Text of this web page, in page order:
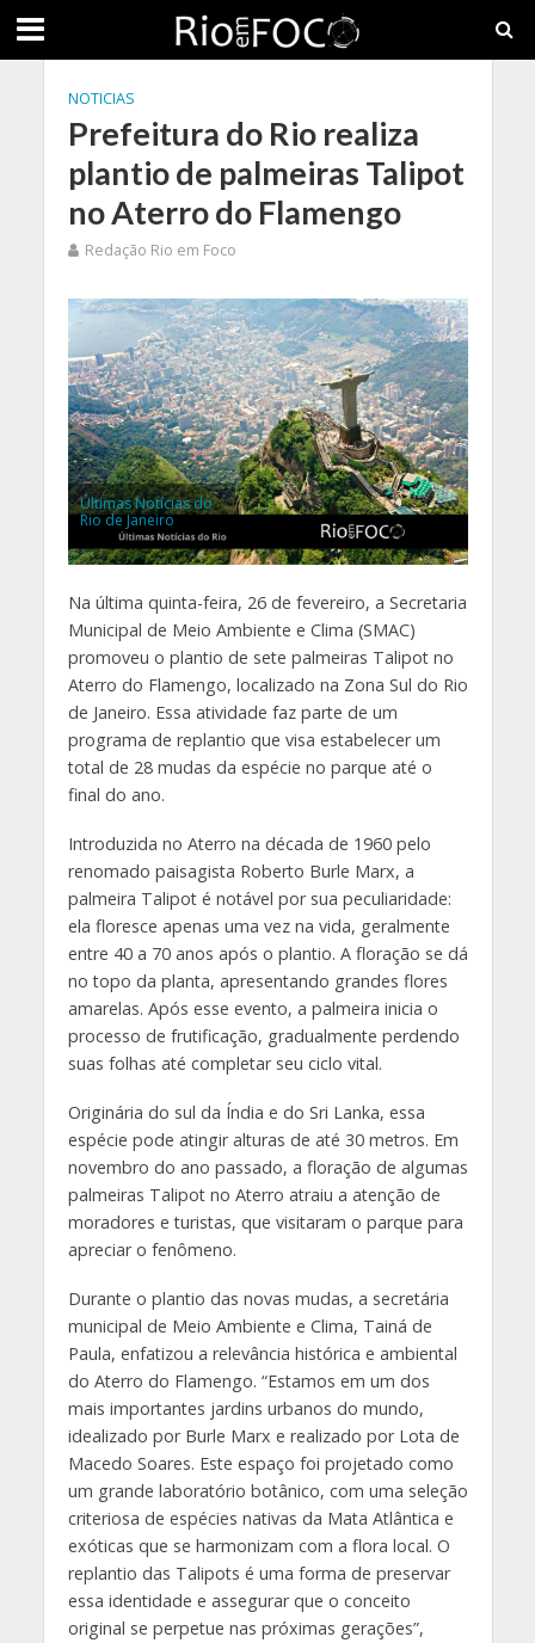
NOTICIAS
Prefeitura do Rio realiza
plantio de palmeiras Talipot
no Aterro do Flamengo
Redação Rio em Foco
Últimas Notícias do
Rio de Janeiro
Na última quinta-feira, 26 de fevereiro, a Secretaria
Municipal de Meio Ambiente e Clima (SMAC)
promoveu o plantio de sete palmeiras Talipot no
Aterro do Flamengo, localizado na Zona Sul do Rio
de Janeiro. Essa atividade faz parte de um
programa de replantio que visa estabelecer um
total de 28 mudas da espécie no parque até o
final do ano.
Introduzida no Aterro na década de 1960 pelo
renomado paisagista Roberto Burle Marx, a
palmeira Talipot é notável por sua peculiaridade:
ela floresce apenas uma vez na vida, geralmente
entre 40 a 70 anos após o plantio. A floração se dá
no topo da planta, apresentando grandes flores
amarelas. Após esse evento, a palmeira inicia o
processo de frutificação, gradualmente perdendo
suas folhas até completar seu ciclo vital.
Originária do sul da Índia e do Sri Lanka, essa
espécie pode atingir alturas de até 30 metros. Em
novembro do ano passado, a floração de algumas
palmeiras Talipot no Aterro atraiu a atenção de
moradores e turistas, que visitaram o parque para
apreciar o fenômeno.
Durante o plantio das novas mudas, a secretária
municipal de Meio Ambiente e Clima, Tainá de
Paula, enfatizou a relevância histórica e ambiental
do Aterro do Flamengo. “Estamos em um dos
mais importantes jardins urbanos do mundo,
idealizado por Burle Marx e realizado por Lota de
Macedo Soares. Este espaço foi projetado como
um grande laboratório botânico, com uma seleção
criteriosa de espécies nativas da Mata Atlântica e
exóticas que se harmonizam com a flora local. O
replantio das Talipots é uma forma de preservar
essa identidade e assegurar que o conceito
original se perpetue nas próximas gerações”,